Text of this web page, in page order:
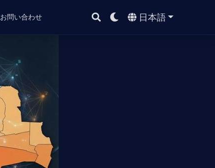
お問い合わせ 日本語